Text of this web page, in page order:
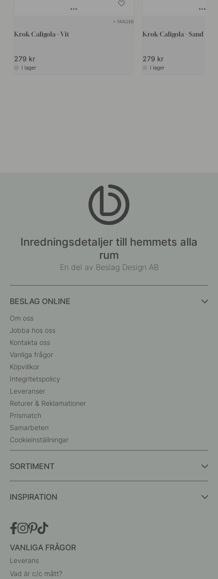
+ FÄRGER
Krok Caligola - Vit
279 kr
I lager
Krok Caligola - Sand
279 kr
I lager
Inredningsdetaljer till hemmets alla
rum
En del av Beslag Design AB
BESLAG ONLINE
Om oss
Jobba hos oss
Kontakta oss
Vanliga frågor
Köpvillkor
Integritetspolicy
Leveranser
Returer & Reklamationer
Prismatch
Samarbeten
Cookieinställningar
SORTIMENT
INSPIRATION
VANLIGA FRÅGOR
Leverans
Vad är c/c mått?